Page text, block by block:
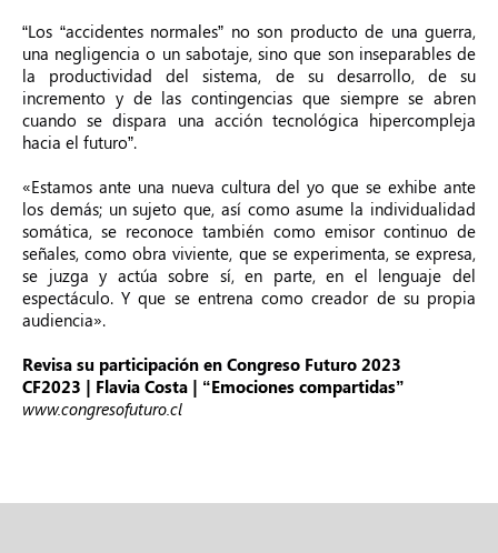
“Los “accidentes normales” no son producto de una guerra,
una negligencia o un sabotaje, sino que son inseparables de
la productividad del sistema, de su desarrollo, de su
incremento y de las contingencias que siempre se abren
cuando se dispara una acción tecnológica hipercompleja
hacia el futuro”.
«Estamos ante una nueva cultura del yo que se exhibe ante
los demás; un sujeto que, así como asume la individualidad
somática, se reconoce también como emisor continuo de
señales, como obra viviente, que se experimenta, se expresa,
se juzga y actúa sobre sí, en parte, en el lenguaje del
espectáculo. Y que se entrena como creador de su propia
audiencia».
Revisa su participación en Congreso Futuro 2023
CF2023 | Flavia Costa | “Emociones compartidas”
www.congresofuturo.cl